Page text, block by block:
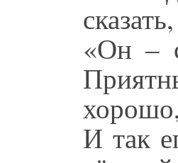
«Он –
И так